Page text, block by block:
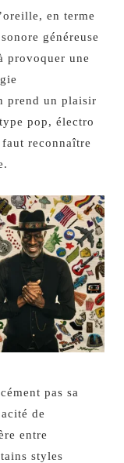
en terme
généreuse
provoquer une
prend un plaisir
pop, électro
reconnaître
pas sa
de
entre
styles